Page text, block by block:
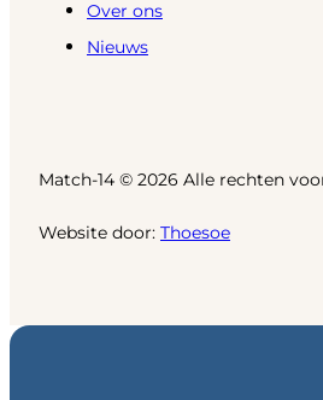
Over ons
Nieuws
Match-14 © 2026 Alle rechten
Website door: Thoesoe